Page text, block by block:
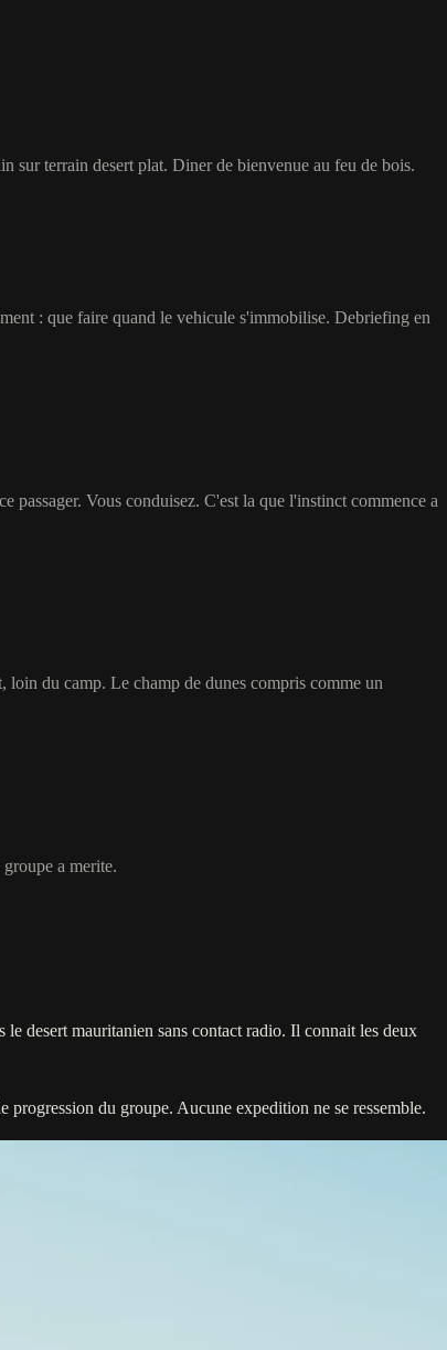
sur terrain desert plat. Diner de bienvenue au feu de bois.
: que faire quand le vehicule s'immobilise. Debriefing en
passager. Vous conduisez. C'est la que l'instinct commence a
loin du camp. Le champ de dunes compris comme un
a merite.
desert mauritanien sans contact radio. Il connait les deux
du groupe. Aucune expedition ne se ressemble.